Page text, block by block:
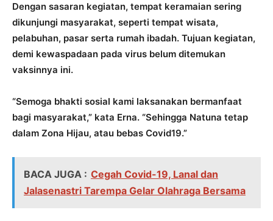
Dengan sasaran kegiatan, tempat keramaian sering
dikunjungi masyarakat, seperti tempat wisata,
pelabuhan, pasar serta rumah ibadah. Tujuan kegiatan,
demi kewaspadaan pada virus belum ditemukan
vaksinnya ini.
“Semoga bhakti sosial kami laksanakan bermanfaat
bagi masyarakat,” kata Erna. “Sehingga Natuna tetap
dalam Zona Hijau, atau bebas Covid19.”
BACA JUGA : Cegah Covid-19, Lanal dan
Jalasenastri Tarempa Gelar Olahraga Bersama